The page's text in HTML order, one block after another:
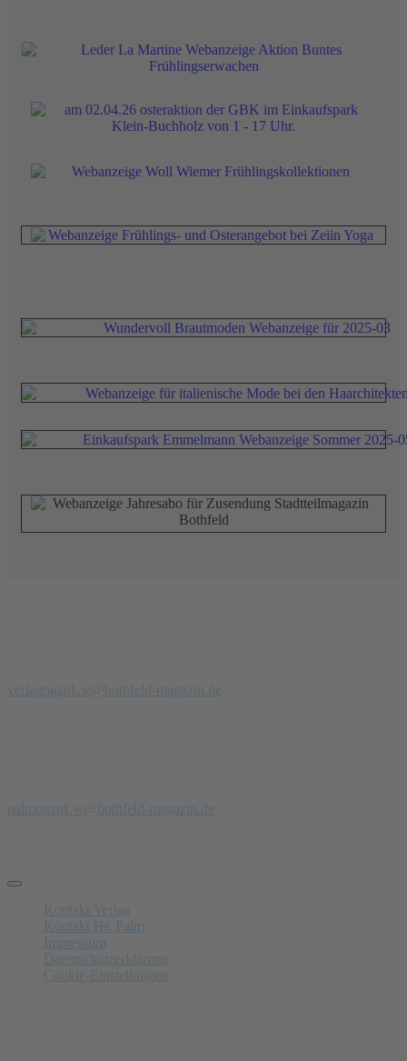
verlagogzpLw @bothfeld-magazin.de
palmogzpLw @bothfeld-magazin.de
Kontakt Verlag
Kontakt Hr. Palm
Impressum
Datenschutzerklärung
Cookie-Einstellungen